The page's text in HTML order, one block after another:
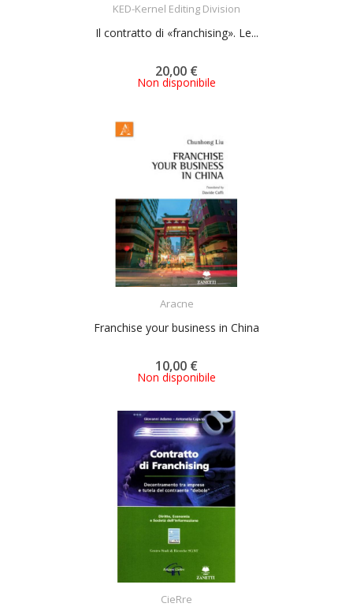
KED-Kernel Editing Division
Il contratto di «franchising». Le...
20,00 €
Non disponibile
Aracne
Franchise your business in China
10,00 €
Non disponibile
CieRre